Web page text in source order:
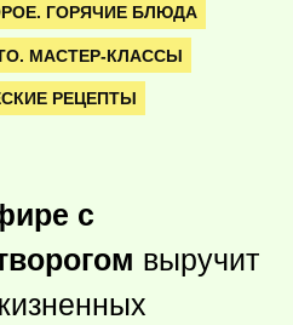
ГОРЯЧИЕ БЛЮДА
МАСТЕР-КЛАССЫ
РЕЦЕПТЫ
с
выручит